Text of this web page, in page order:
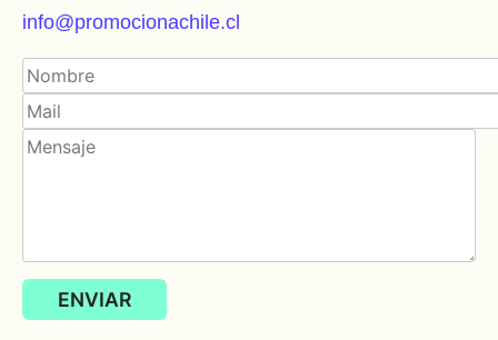
info@promocionachile.cl